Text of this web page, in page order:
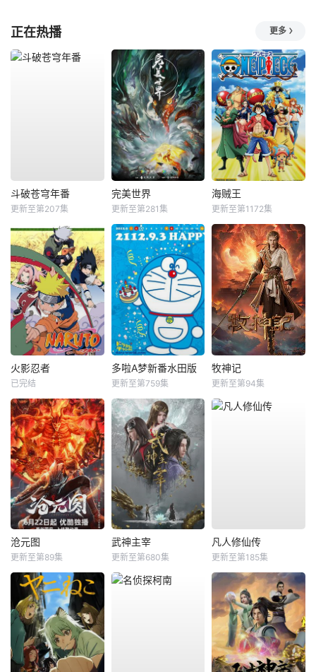
正在热播 更多
斗破苍穹年番
更新至第207集
完美世界
更新至第281集
海贼王
更新至第1172集
火影忍者
已完结
多啦A梦新番水田版
更新至第759集
牧神记
更新至第94集
沧元图
更新至第89集
武神主宰
更新至第680集
凡人修仙传
更新至第185集